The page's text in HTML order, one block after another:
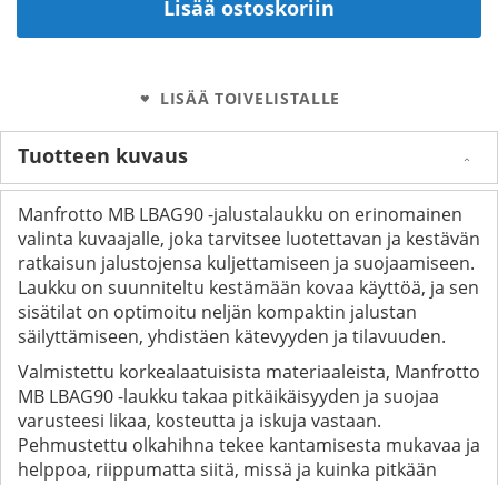
Lisää ostoskoriin
LISÄÄ TOIVELISTALLE
Tuotteen kuvaus
Manfrotto MB LBAG90 -jalustalaukku on erinomainen
valinta kuvaajalle, joka tarvitsee luotettavan ja kestävän
ratkaisun jalustojensa kuljettamiseen ja suojaamiseen.
Laukku on suunniteltu kestämään kovaa käyttöä, ja sen
sisätilat on optimoitu neljän kompaktin jalustan
säilyttämiseen, yhdistäen kätevyyden ja tilavuuden.
Valmistettu korkealaatuisista materiaaleista, Manfrotto
MB LBAG90 -laukku takaa pitkäikäisyyden ja suojaa
varusteesi likaa, kosteutta ja iskuja vastaan.
Pehmustettu olkahihna tekee kantamisesta mukavaa ja
helppoa, riippumatta siitä, missä ja kuinka pitkään